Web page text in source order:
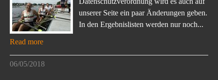
unserer Seite ein paar Änderungen geben.
In den Ergebnislisten werden nur noch...
Read more
06/05/2018